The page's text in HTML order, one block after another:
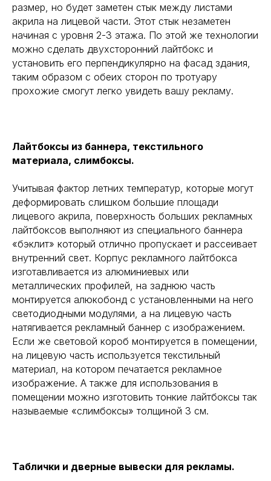
размер, но будет заметен стык между листами
акрила на лицевой части. Этот стык незаметен
начиная с уровня 2-3 этажа. По этой же технологии
можно сделать двухсторонний лайтбокс и
установить его перпендикулярно на фасад здания,
таким образом с обеих сторон по тротуару
прохожие смогут легко увидеть вашу рекламу.
Лайтбоксы из баннера, текстильного
материала, слимбоксы.
Учитывая фактор летних температур, которые могут
деформировать слишком большие площади
лицевого акрила, поверхность больших рекламных
лайтбоксов выполняют из специального баннера
«бэклит» который отлично пропускает и рассеивает
внутренний свет. Корпус рекламного лайтбокса
изготавливается из алюминиевых или
металлических профилей, на заднюю часть
монтируется алюкобонд с установленными на него
светодиодными модулями, а на лицевую часть
натягивается рекламный баннер с изображением.
Если же световой короб монтируется в помещении,
на лицевую часть используется текстильный
материал, на котором печатается рекламное
изображение. А также для использования в
помещении можно изготовить тонкие лайтбоксы так
называемые «слимбоксы» толщиной 3 см.
Таблички и дверные вывески для рекламы.